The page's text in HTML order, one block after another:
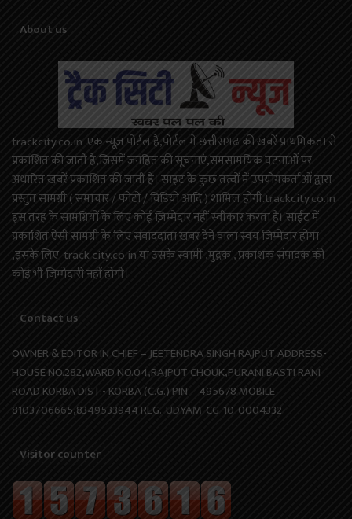
About us
trackcity.co.in एक न्यूज़ पोर्टल है,पोर्टल में छत्तीसगढ़ की खबरें प्राथमिकता से
प्रकाशित की जाती है,जिसमें जनहित की सूचनाएं,समसामयिक घटनाओं पर
अधारित खबरें प्रकाशित की जाती है। साइट के कुछ तत्वों में उपयोगकर्ताओं द्वारा
प्रस्तुत सामग्री ( समाचार / फोटो / विडियो आदि ) शामिल होगी.trackcity.co.in
इस तरह के सामग्रियों के लिए कोई ज़िम्मेदार नहीं स्वीकार करता है। साईट में
प्रकाशित ऐसी सामग्री के लिए संवाददाता खबर देने वाला स्वयं जिम्मेदार होगा
,इसके लिए track city.co.in या उसके स्वामी ,मुद्रक , प्रकाशक संपादक की
कोई भी जिम्मेदारी नहीं होगी।
Contact us
OWNER & EDITOR IN CHIEF – JEETENDRA SINGH RAJPUT ADDRESS-
HOUSE NO.282,WARD NO.04,RAJPUT CHOUK,PURANI BASTI RANI
ROAD KORBA DIST.- KORBA (C.G.) PIN – 495678 MOBILE –
8103706665,8349533944 REG.-UDYAM-CG-10-0004332
Visitor counter